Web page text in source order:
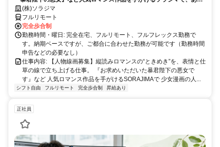
たの線画スキルを活かしませんか。
(株)ソラジマ
フルリモート
完全歩合制
勤務時間・曜日: 完全在宅、フルリモート、フルフレックス勤務で
す。納期ベースですが、ご都合に合わせた勤務が可能です（勤務時間
申告などの必要なし）
仕事内容: 【人物線画募集】縦読みロマンスの“ときめき”を、表情と仕
草の線で立ち上げる仕事。 『お求めいただいた暴君陛下の悪女で
す』など 人気ロマンス作品を手がけるSORAJIMAで 少女漫画の人...
シフト自由 フルリモート 完全歩合制 昇給あり
正社員